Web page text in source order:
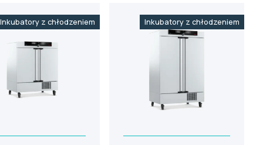
Inkubatory z chłodzeniem Inkubatory z chłodzeniem